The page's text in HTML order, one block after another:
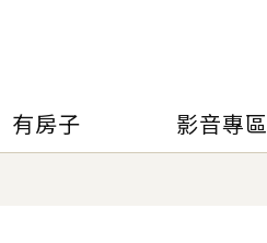
有房子 影音專區